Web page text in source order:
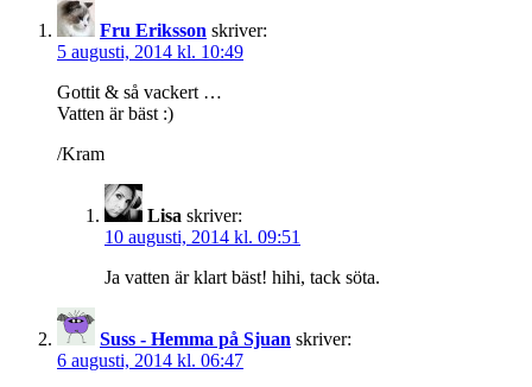
Fru Eriksson skriver:
5 augusti, 2014 kl. 10:49
Gottit & så vackert …
Vatten är bäst :)
/Kram
Lisa skriver:
10 augusti, 2014 kl. 09:51
Ja vatten är klart bäst! hihi, tack söta.
Suss - Hemma på Sjuan skriver:
6 augusti, 2014 kl. 06:47